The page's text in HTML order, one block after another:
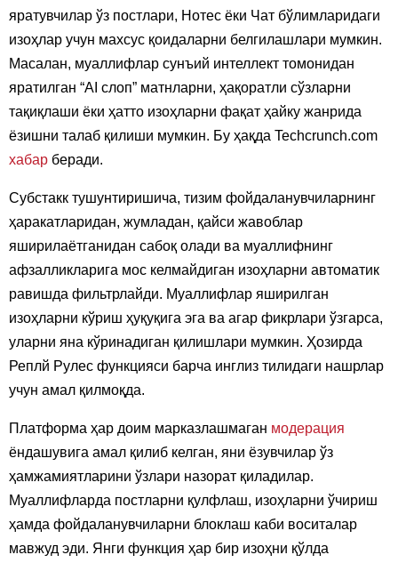
яратувчилар ўз постлари, Нотес ёки Чат бўлимларидаги
изоҳлар учун махсус қоидаларни белгилашлари мумкин.
Масалан, муаллифлар сунъий интеллект томонидан
яратилган “AI слоп” матнларни, ҳақоратли сўзларни
тақиқлаши ёки ҳатто изоҳларни фақат ҳайку жанрида
ёзишни талаб қилиши мумкин. Бу ҳақда Techcrunch.com
хабар беради.
Субстакк тушунтиришича, тизим фойдаланувчиларнинг
ҳаракатларидан, жумладан, қайси жавоблар
яширилаётганидан сабоқ олади ва муаллифнинг
афзалликларига мос келмайдиган изоҳларни автоматик
равишда фильтрлайди. Муаллифлар яширилган
изоҳларни кўриш ҳуқуқига эга ва агар фикрлари ўзгарса,
уларни яна кўринадиган қилишлари мумкин. Ҳозирда
Реплй Рулес функцияси барча инглиз тилидаги нашрлар
учун амал қилмоқда.
Платформа ҳар доим марказлашмаган модерация
ёндашувига амал қилиб келган, яни ёзувчилар ўз
ҳамжамиятларини ўзлари назорат қиладилар.
Муаллифларда постларни қулфлаш, изоҳларни ўчириш
ҳамда фойдаланувчиларни блоклаш каби воситалар
мавжуд эди. Янги функция ҳар бир изоҳни қўлда